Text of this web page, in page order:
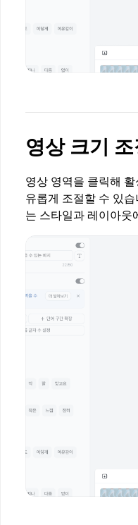
영상 크기 조
영상 영역을 클릭해
유롭게 조절할 수 있
는 스타일과 레이아웃